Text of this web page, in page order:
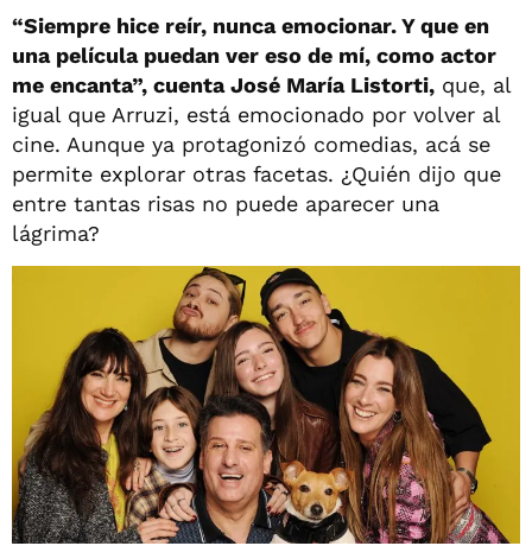
“Siempre hice reír, nunca emocionar. Y que en
una película puedan ver eso de mí, como actor
me encanta”, cuenta José María Listorti, que, al
igual que Arruzi, está emocionado por volver al
cine. Aunque ya protagonizó comedias, acá se
permite explorar otras facetas. ¿Quién dijo que
entre tantas risas no puede aparecer una
lágrima?